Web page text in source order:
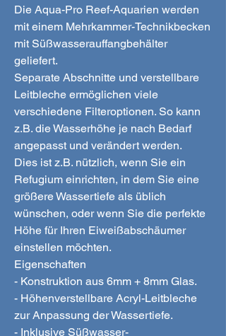
Die Aqua-Pro Reef-Aquarien werden
mit einem Mehrkammer-Technikbecken
mit Süßwasserauffangbehälter
geliefert.
Separate Abschnitte und verstellbare
Leitbleche ermöglichen viele
verschiedene Filteroptionen. So kann
z.B. die Wasserhöhe je nach Bedarf
angepasst und verändert werden.
Dies ist z.B. nützlich, wenn Sie ein
Refugium einrichten, in dem Sie eine
größere Wassertiefe als üblich
wünschen, oder wenn Sie die perfekte
Höhe für Ihren Eiweißabschäumer
einstellen möchten.
Eigenschaften
- Konstruktion aus 6mm + 8mm Glas.
- Höhenverstellbare Acryl-Leitbleche
zur Anpassung der Wassertiefe.
- Inklusive Süßwasser-